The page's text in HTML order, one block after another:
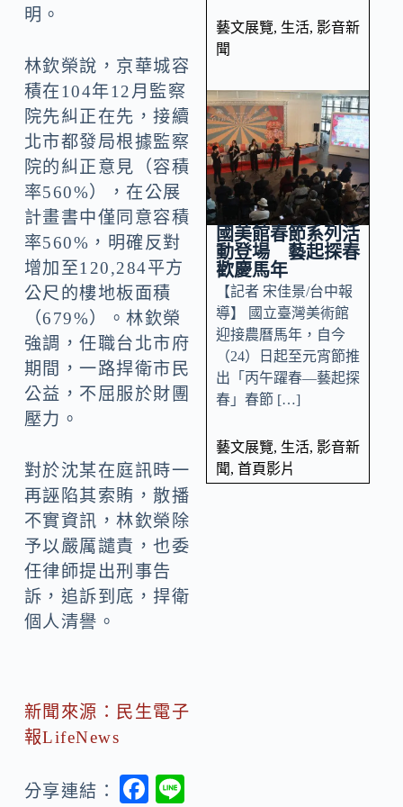
明。
林欽榮說，京華城容
積在104年12月監察
院先糾正在先，接續
北市都發局根據監察
院的糾正意見（容積
率560%），在公展
計畫書中僅同意容積
率560%，明確反對
增加至120,284平方
公尺的樓地板面積
（679%）。林欽榮
強調，任職台北市府
期間，一路捍衛市民
公益，不屈服於財團
壓力。
對於沈某在庭訊時一
再誣陷其索賄，散播
不實資訊，林欽榮除
予以嚴厲譴責，也委
任律師提出刑事告
訴，追訴到底，捍衛
個人清譽。
新聞來源：民生電子
報LifeNews
分享連結：
F
藝文展覽, 生活, 影音新
聞
國美館春節系列活
動登場 藝起探春
歡慶馬年
【記者 宋佳景/台中報
導】 國立臺灣美術館
迎接農曆馬年，自今
（24）日起至元宵節推
出「丙午躍春—藝起探
春」春節 […]
藝文展覽, 生活, 影音新
聞, 首頁影片